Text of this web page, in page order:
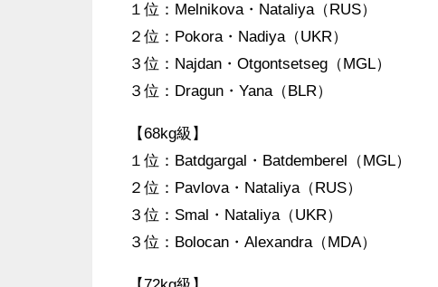
１位：Melnikova・Nataliya（RUS）
２位：Pokora・Nadiya（UKR）
３位：Najdan・Otgontsetseg（MGL）
３位：Dragun・Yana（BLR）
【68kg級】
１位：Batdgargal・Batdemberel（MGL）
２位：Pavlova・Nataliya（RUS）
３位：Smal・Nataliya（UKR）
３位：Bolocan・Alexandra（MDA）